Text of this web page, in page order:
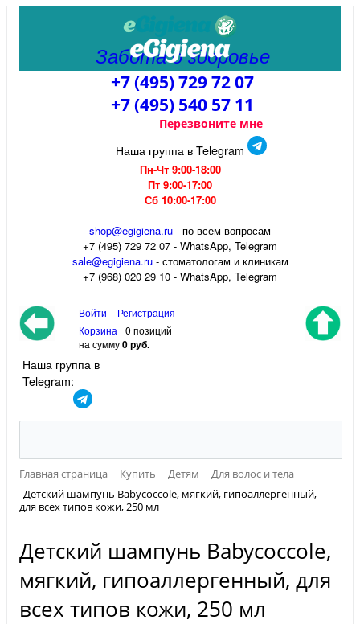
Забота о здоровье
+7 (495) 729 72 07
+7 (495) 540 57 11
Перезвоните мне
Наша группа в Telegram
Пн-Чт 9:00-18:00
Пт 9:00-17:00
Сб 10:00-17:00
shop@egigiena.ru - по всем вопросам
‎+7 (495) 729 72 07 - WhatsApp, Telegram
sale@egigiena.ru- стоматологам и клиникам
+7 (968) 020 29 10 - WhatsApp, Telegram
Войти
Регистрация
Корзина
0 позиций
на сумму0 руб.
Наша группа в
Telegram:
Главная страница Купить Детям
Для волос и тела
Детский шампунь Babycoccole, мягкий, гипоаллергенный,
для всех типов кожи, 250 мл
Детский шампунь Babycoccole,
мягкий, гипоаллергенный, для
всех типов кожи, 250 мл